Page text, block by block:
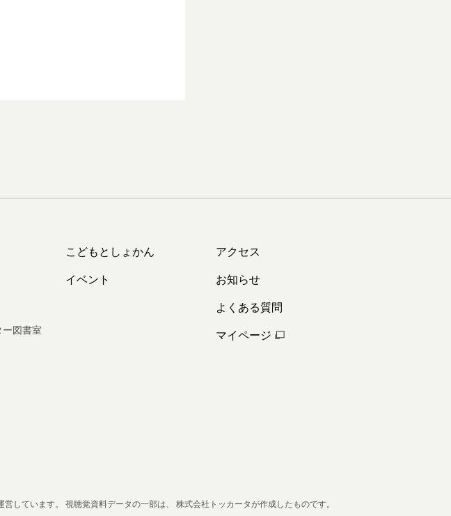
ー図書室
こどもとしょかん
イベント
アクセス
お知らせ
よくある質問
マイページ
営しています。 視聴覚資料データの一部は、 株式会社トッカータが作成したものです。